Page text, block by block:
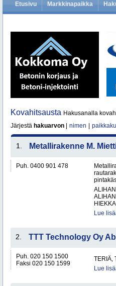
Etusivu Markkinapaikka
Kovahitsausta Hakusanalla
Järjestä hakuarvon nimen
1. Metallirakenne M.
Puh. 0400 901 478
Lue
2. TTT Technology Oy Ab
Puh. 020 150 1500
Faksi 020 150 1599
TERIÄ,
Lue